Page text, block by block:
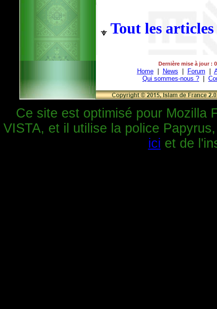
Tout les articles
Dernière mise à jour :
Home| News Forum
Qui sommes-nous ?
Ce site est optimisé pour Mozilla
VISTA, et il utilise la police
ici et de